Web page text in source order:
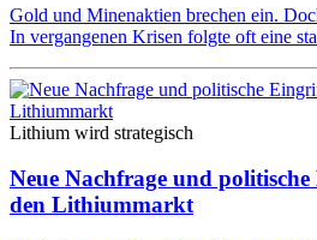
Gold und Minenaktien brechen ein.
In vergangenen Krisen folgte oft eine
Lithium wird strategisch
Neue Nachfrage und
den Lithiummarkt